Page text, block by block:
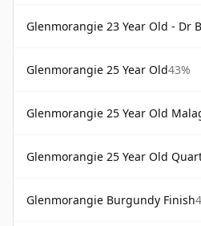
Glenmorangie 23 Year Old - Dr Bill
Glenmorangie 25 Year Old43%
Glenmorangie 25 Year Old
Glenmorangie 25 Year Old
Glenmorangie Burgundy Finish